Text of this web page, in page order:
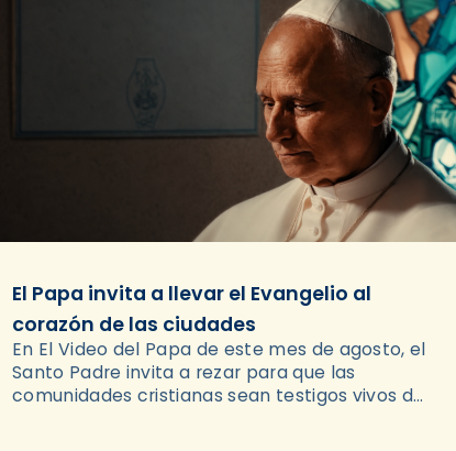
El Papa invita a llevar el Evangelio al
corazón de las ciudades
En El Video del Papa de este mes de agosto, el
Santo Padre invita a rezar para que las
comunidades cristianas sean testigos vivos del